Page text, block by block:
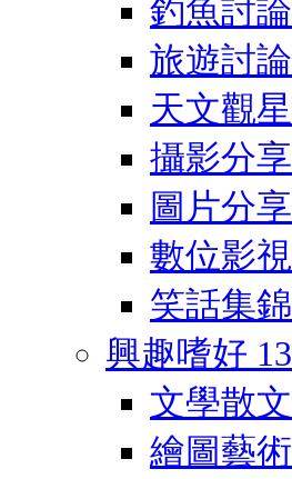
釣魚討論
旅遊討論
天文觀星
攝影分享
圖片分享
數位影視
笑話集錦
興趣嗜好 13
文學散文
繪圖藝術